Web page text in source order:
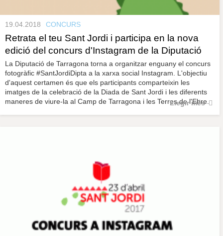
19.04.2018 CONCURS
Retrata el teu Sant Jordi i participa en la nova
edició del concurs d'Instagram de la Diputació
La Diputació de Tarragona torna a organitzar enguany el concurs
fotogràfic #SantJordiDipta a la xarxa social Instagram. L'objectiu
d'aquest certamen és que els participants comparteixin les
imatges de la celebració de la Diada de Sant Jordi i les diferents
maneres de viure-la al Camp de Tarragona i les Terres de l'Ebre.
Llegir més